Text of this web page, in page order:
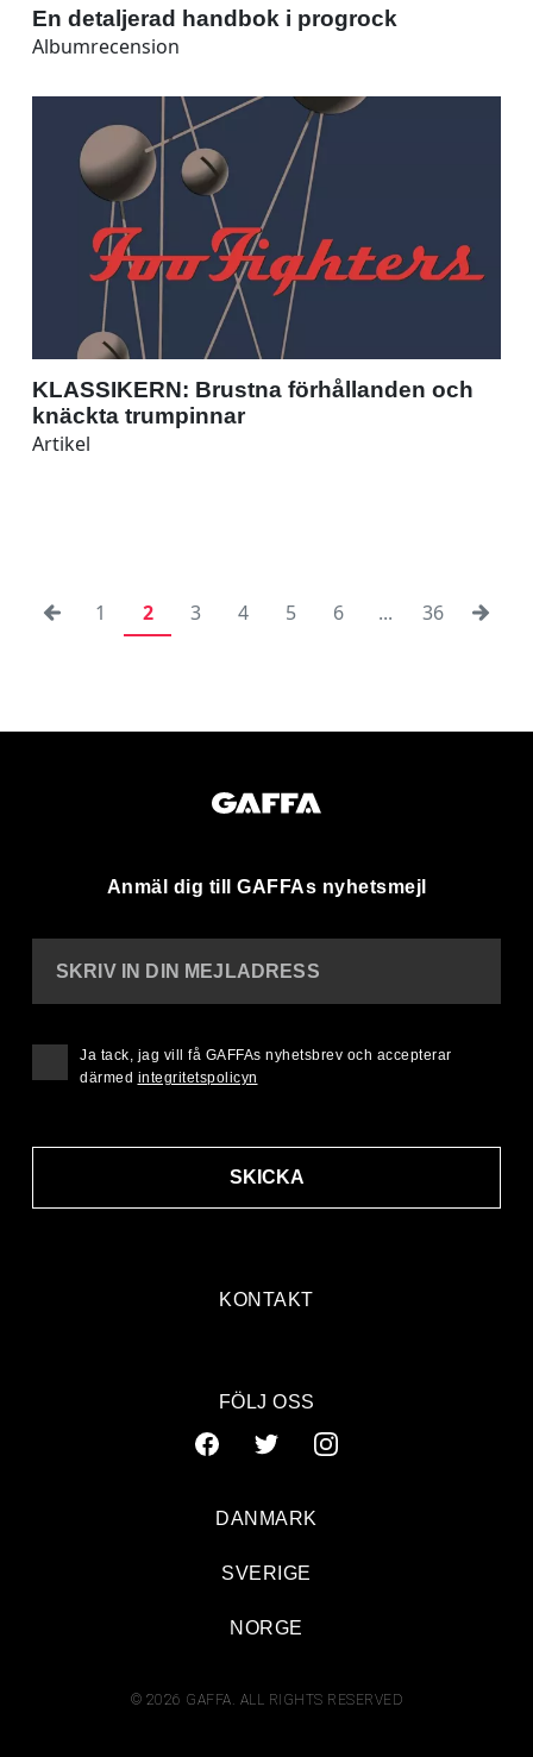
En detaljerad handbok i progrock
Albumrecension
KLASSIKERN: Brustna förhållanden och
knäckta trumpinnar
Artikel
1 2 3 4 5 6 ... 36
Anmäl dig till GAFFAs nyhetsmejl
KONTAKT
SKRIV IN DIN MEJLADRESS
SKICKA
Ja tack, jag vill få GAFFAs nyhetsbrev och accepterar
därmed integritetspolicyn
FÖLJ OSS
© 2026 GAFFA. ALL RIGHTS RESERVED
DANMARK
SVERIGE
NORGE